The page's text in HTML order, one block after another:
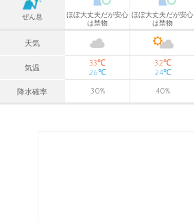
ぜん息
ほぼ大丈夫だが安心
は禁物
ほぼ大丈夫だが安心
は禁物
天気
気温
33℃
26℃
32℃
24℃
降水確率 30% 40%